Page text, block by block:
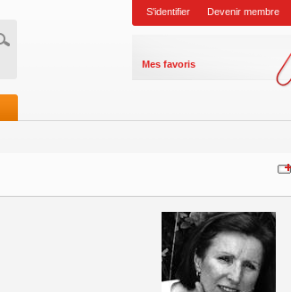
S'identifier Devenir membre
Mes favoris